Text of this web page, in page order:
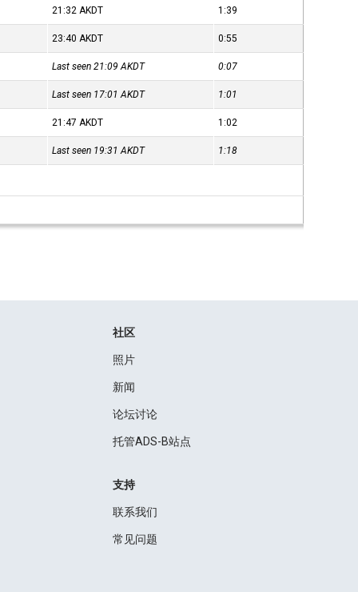
21:32AKDT 1:39
23:40AKDT 0:55
Last seen 21:09AKDT 0:07
Last seen 17:01AKDT 1:01
21:47AKDT 1:02
Last seen 19:31AKDT 1:18
社区
照片
新闻
论坛讨论
托管ADS-B站点
支持
联系我们
常见问题